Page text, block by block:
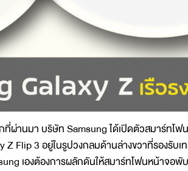
ที่ผ่านมา บริษัท Samsung ได้เปิดตัวสมาร์ทโฟ
Flip 3 อยู่ในรูปวงกลมด้านล่างขวาที่รองรับเท
เองต้องการผลักดันให้สมาร์ทโฟนหน้าจอ